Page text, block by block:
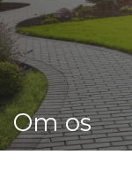
Om os